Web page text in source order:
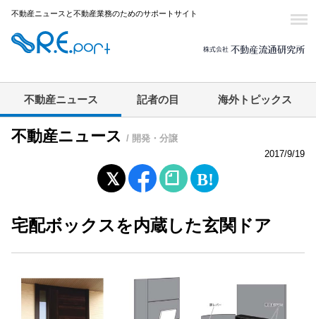
不動産ニュースと不動産業務のためのサポートサイト
不動産ニュース 記者の目 海外トピックス
不動産ニュース / 開発・分譲
2017/9/19
宅配ボックスを内蔵した玄関ドア